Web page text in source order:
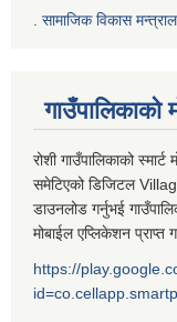
सामाजिक विकास
गाउँपालिकाको
रोशी गाउँपालिकाको
समेटिएको डिजिटल
डाउनलोड गर्नुभई
मोबाईल एप्लिकेशन प्राप्त
https://